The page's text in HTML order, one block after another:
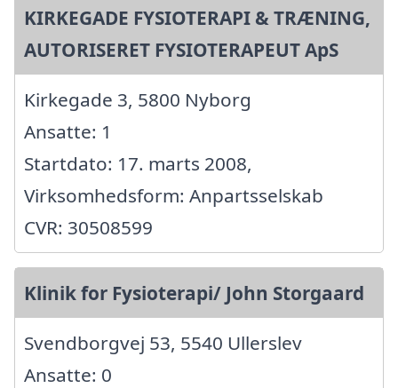
KIRKEGADE FYSIOTERAPI & TRÆNING,
AUTORISERET FYSIOTERAPEUT ApS
Kirkegade 3, 5800 Nyborg
Ansatte: 1
Startdato: 17. marts 2008,
Virksomhedsform: Anpartsselskab
CVR: 30508599
Klinik for Fysioterapi/ John Storgaard
Svendborgvej 53, 5540 Ullerslev
Ansatte: 0